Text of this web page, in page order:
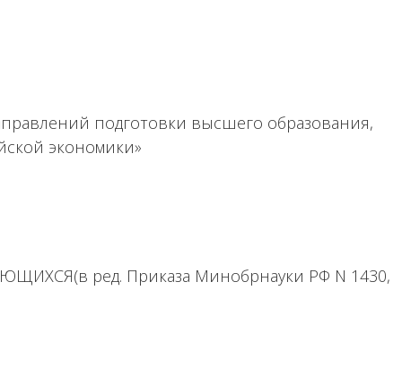
подготовки высшего образования,
экономики»
ред. Приказа Минобрнауки РФ N 1430,